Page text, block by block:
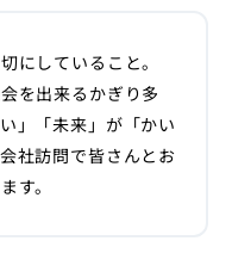
にしていること。
を出来るかぎり多
」「未来」が「かい
社訪問で皆さんとお
す。